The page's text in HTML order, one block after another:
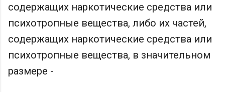
содержащих наркотические средства или
психотропные вещества, либо их частей,
содержащих наркотические средства или
психотропные вещества, в значительном
размере -